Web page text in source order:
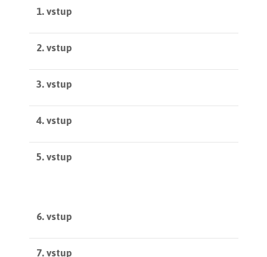
1. vstup
2. vstup
3. vstup
4. vstup
5. vstup
6. vstup
7. vstup